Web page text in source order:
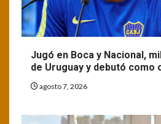
Jugó en Boca y Nacional,
de Uruguay y debutó como
agosto 7, 2026